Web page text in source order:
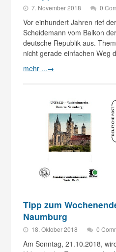
7. November 2018 0
Vor einhundert Jahren rief
Scheidemann vom Balkon
deutsche Republik aus.
nicht gerade einfachen Weg
mehr ...→
Tipp zum
Naumburg
18. Oktober 2018 0
Am Sonntag, 21.10.2018,